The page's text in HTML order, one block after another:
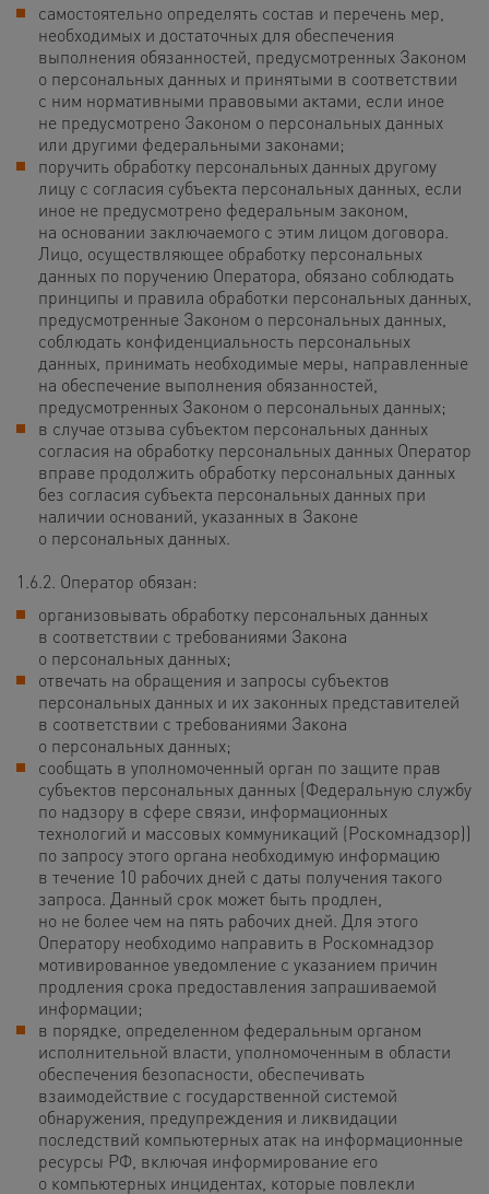
самостоятельно определять состав и перечень мер,
необходимых и достаточных для обеспечения
выполнения обязанностей, предусмотренных Законом
о персональных данных и принятыми в соответствии
с ним нормативными правовыми актами, если иное
не предусмотрено Законом о персональных данных
или другими федеральными законами;
поручить обработку персональных данных другому
лицу с согласия субъекта персональных данных, если
иное не предусмотрено федеральным законом,
на основании заключаемого с этим лицом договора.
Лицо, осуществляющее обработку персональных
данных по поручению Оператора, обязано соблюдать
принципы и правила обработки персональных данных,
предусмотренные Законом о персональных данных,
соблюдать конфиденциальность персональных
данных, принимать необходимые меры, направленные
на обеспечение выполнения обязанностей,
предусмотренных Законом о персональных данных;
в случае отзыва субъектом персональных данных
согласия на обработку персональных данных Оператор
вправе продолжить обработку персональных данных
без согласия субъекта персональных данных при
наличии оснований, указанных в Законе
о персональных данных.
1.6.2. Оператор обязан:
организовывать обработку персональных данных
в соответствии с требованиями Закона
о персональных данных;
отвечать на обращения и запросы субъектов
персональных данных и их законных представителей
в соответствии с требованиями Закона
о персональных данных;
сообщать в уполномоченный орган по защите прав
субъектов персональных данных (Федеральную службу
по надзору в сфере связи, информационных
технологий и массовых коммуникаций (Роскомнадзор))
по запросу этого органа необходимую информацию
в течение 10 рабочих дней с даты получения такого
запроса. Данный срок может быть продлен,
но не более чем на пять рабочих дней. Для этого
Оператору необходимо направить в Роскомнадзор
мотивированное уведомление с указанием причин
продления срока предоставления запрашиваемой
информации;
в порядке, определенном федеральным органом
исполнительной власти, уполномоченным в области
обеспечения безопасности, обеспечивать
взаимодействие с государственной системой
обнаружения, предупреждения и ликвидации
последствий компьютерных атак на информационные
ресурсы РФ, включая информирование его
о компьютерных инцидентах, которые повлекли